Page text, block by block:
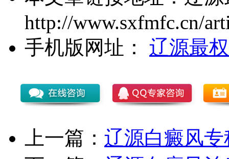
http://www.sxfmfc.cn/
手机版网址：
辽源最
上一篇： 辽源白癜风